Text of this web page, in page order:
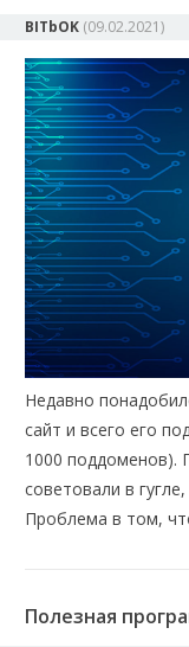
BITbOK (09.02.2021)
Недавно
сайт и всего его
1000 поддоменов).
советовали в
Проблема в том,
Полезная